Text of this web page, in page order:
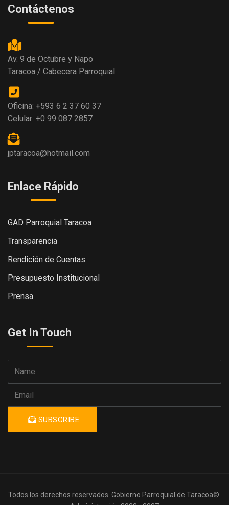
Contáctenos
Av. 9 de Octubre y Napo
Taracoa / Cabecera Parroquial
Oficina: +593 6 2 37 60 37
Celular: +0 99 087 2857
jptaracoa@hotmail.com
Enlace Rápido
GAD Parroquial Taracoa
Transparencia
Rendición de Cuentas
Presupuesto Institucional
Prensa
Get In Touch
SUBSCRIBE
Todos los derechos reservados. Gobierno Parroquial de Taracoa©.